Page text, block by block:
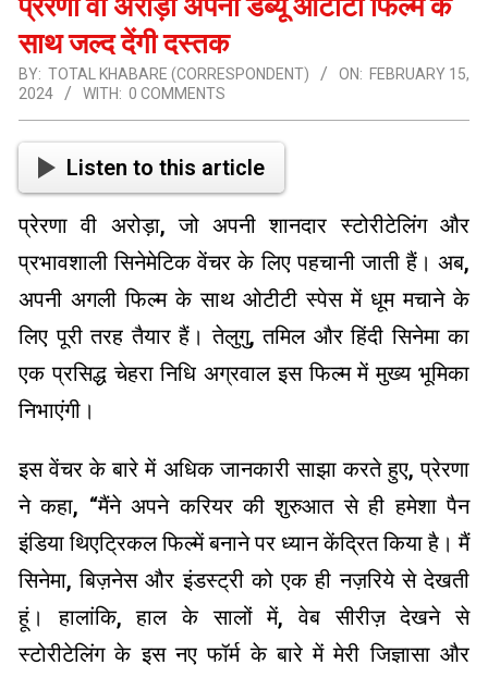
साथ जल्द देंगी दस्तक
BY: TOTAL KHABARE (CORRESPONDENT) ON: FEBRUARY 15,
2024
WITH: 0 COMMENTS
Listen to this article
प्रेरणा वी अरोड़ा, जो अपनी शानदार स्टोरीटेलिंग और
प्रभावशाली सिनेमेटिक वेंचर के लिए पहचानी जाती हैं। अब,
अपनी अगली फिल्म के साथ ओटीटी स्पेस में धूम मचाने के
लिए पूरी तरह तैयार हैं। तेलुगु, तमिल और हिंदी सिनेमा का
एक प्रसिद्ध चेहरा निधि अग्रवाल इस फिल्म में मुख्य भूमिका
निभाएंगी।
इस वेंचर के बारे में अधिक जानकारी साझा करते हुए, प्रेरणा
ने कहा, “मैंने अपने करियर की शुरुआत से ही हमेशा पैन
इंडिया थिएट्रिकल फिल्में बनाने पर ध्यान केंद्रित किया है। मैं
सिनेमा, बिज़नेस और इंडस्ट्री को एक ही नज़रिये से देखती
हूं। हालांकि, हाल के सालों में, वेब सीरीज़ देखने से
स्टोरीटेलिंग के इस नए फॉर्म के बारे में मेरी जिज्ञासा और